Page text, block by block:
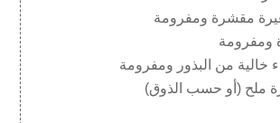
ومفرومة
ملح (أو حسب الذوق)